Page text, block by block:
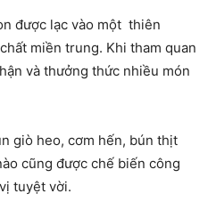
được lạc vào một thiên
miền trung. Khi tham quan
và thưởng thức nhiều món
giò heo, cơm hến, bún thịt
cũng được chế biến công
tuyệt vời.